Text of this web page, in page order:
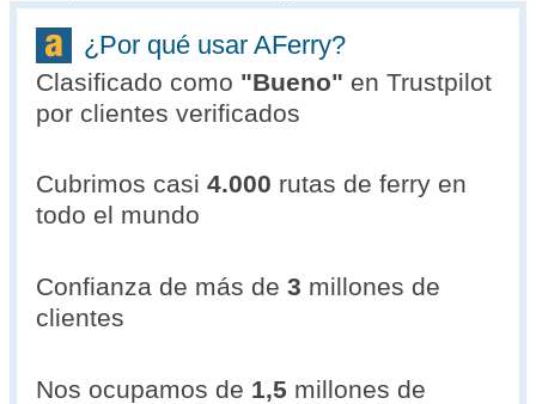
¿Por qué usar AFerry?
Clasificado como "Bueno" en Trustpilot
por clientes verificados
Cubrimos casi 4.000 rutas de ferry en
todo el mundo
Confianza de más de 3 millones de
clientes
Nos ocupamos de 1,5 millones de